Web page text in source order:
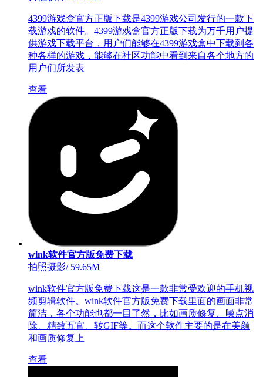
4399游戏盒官方正版下载是4399游戏公司发行的一款下
载游戏的软件。4399游戏盒官方正版下载为万千用户提
供游戏下载平台，用户们能够在4399游戏盒中下载到各
种各样的游戏，能够在社区功能中看到来自各个地方的
用户们所发表
查看
wink软件官方版免费下载
拍照摄影/59.65M
wink软件官方版免费下载这是一款非常受欢迎的手机视
频剪辑软件。wink软件官方版免费下载里面的画面非常
简洁，各个功能也都一目了然，比如画质修复、噪点消
除、精致五官、转GIF等。而这个软件主要的是在美颜
和画质修复上
查看